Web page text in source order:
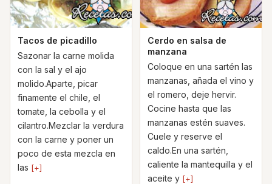
Tacos de picadillo
Sazonar la carne molida
con la sal y el ajo
molido.Aparte, picar
finamente el chile, el
tomate, la cebolla y el
cilantro.Mezclar la verdura
con la carne y poner un
poco de esta mezcla en
las [+]
Cerdo en salsa de
manzana
Coloque en una sartén las
manzanas, añada el vino y
el romero, deje hervir.
Cocine hasta que las
manzanas estén suaves.
Cuele y reserve el
caldo.En una sartén,
caliente la mantequilla y el
aceite y [+]